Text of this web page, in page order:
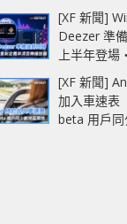
[XF 新聞]
Deezer 準
上半年登
樂播放器
[XF 新聞]
加入車速表
beta 用戶